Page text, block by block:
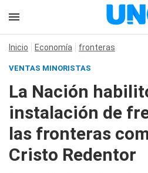
Inicio Economía fronteras
VENTAS MINORISTAS
La Nación
instalación de
las fronteras
Cristo Redentor